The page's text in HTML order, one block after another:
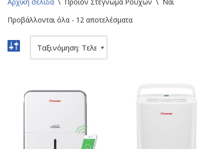
Προβάλλονται όλα - 12 αποτελέσματα